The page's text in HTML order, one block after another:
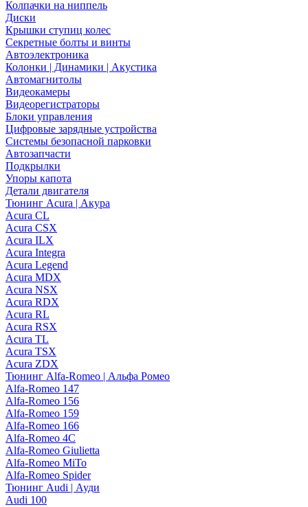
Колпачки на ниппель
Диски
Крышки ступиц колес
Секретные болты и винты
Автоэлектроника
Колонки | Динамики | Акустика
Автомагнитолы
Видеокамеры
Видеорегистраторы
Блоки управления
Цифровые зарядные устройства
Системы безопасной парковки
Автозапчасти
Подкрылки
Упоры капота
Детали двигателя
Тюнинг Acura | Акура
Acura CL
Acura CSX
Acura ILX
Acura Integra
Acura Legend
Acura MDX
Acura NSX
Acura RDX
Acura RL
Acura RSX
Acura TL
Acura TSX
Acura ZDX
Тюнинг Alfa-Romeo | Альфа Ромео
Alfa-Romeo 147
Alfa-Romeo 156
Alfa-Romeo 159
Alfa-Romeo 166
Alfa-Romeo 4C
Alfa-Romeo Giulietta
Alfa-Romeo MiTo
Alfa-Romeo Spider
Тюнинг Audi | Ауди
Audi 100